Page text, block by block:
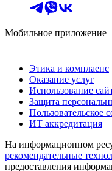
Мобильное приложение
Этика и комплаенс
Оказание услуг
Использование
Защита
Пользовательское
ИТ аккредитация
На информационном
рекомендательные
предоставления